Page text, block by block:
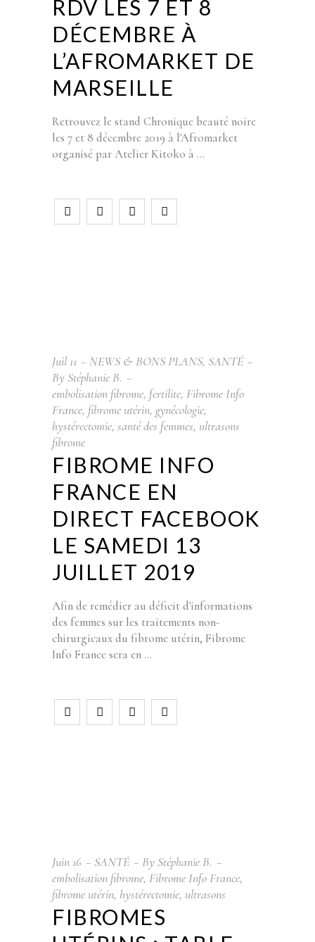
RDV LES 7 ET 8
DÉCEMBRE À
L’AFROMARKET DE
MARSEILLE
Retrouvez le stand Chronique beauté noire
les 7 et 8 décembre 2019 à l'Afromarket
organisé par Atelier Kitoko à
Juil 11 NEWS & BONS PLANS, SANTÉ
By Stéphanie B.
embolisation fibrome, fertilite, Fibrome Info
France, fibrome utérin, gynécologie,
hystérectomie, santé des femmes, ultrasons
fibrome
FIBROME INFO
FRANCE EN
DIRECT FACEBOOK
LE SAMEDI 13
JUILLET 2019
Afin de remédier au déficit d'informations
des femmes sur les traitements non-
chirurgicaux du fibrome utérin, Fibrome
Info France sera en
Juin 16 SANTÉ By Stéphanie B.
embolisation fibrome, Fibrome Info France,
fibrome utérin, hystérectomie, ultrasons
FIBROMES